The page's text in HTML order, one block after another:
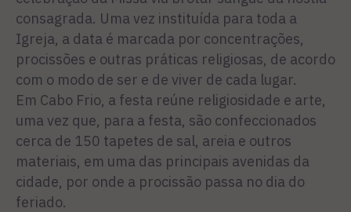
consagrada. Uma vez instituída para toda a
Igreja, a data é marcada por concentrações,
procissões e outras práticas religiosas, de acordo
com o modo de ser e de viver de cada lugar.
Em Cabo Frio, a festa reúne religiosidade e arte,
uma vez que, para a festa, são confeccionados
cerca de 150 tapetes de sal, areia e outros
materiais, em uma das principais avenidas da
cidade, por onde a procissão passa no dia do
feriado.